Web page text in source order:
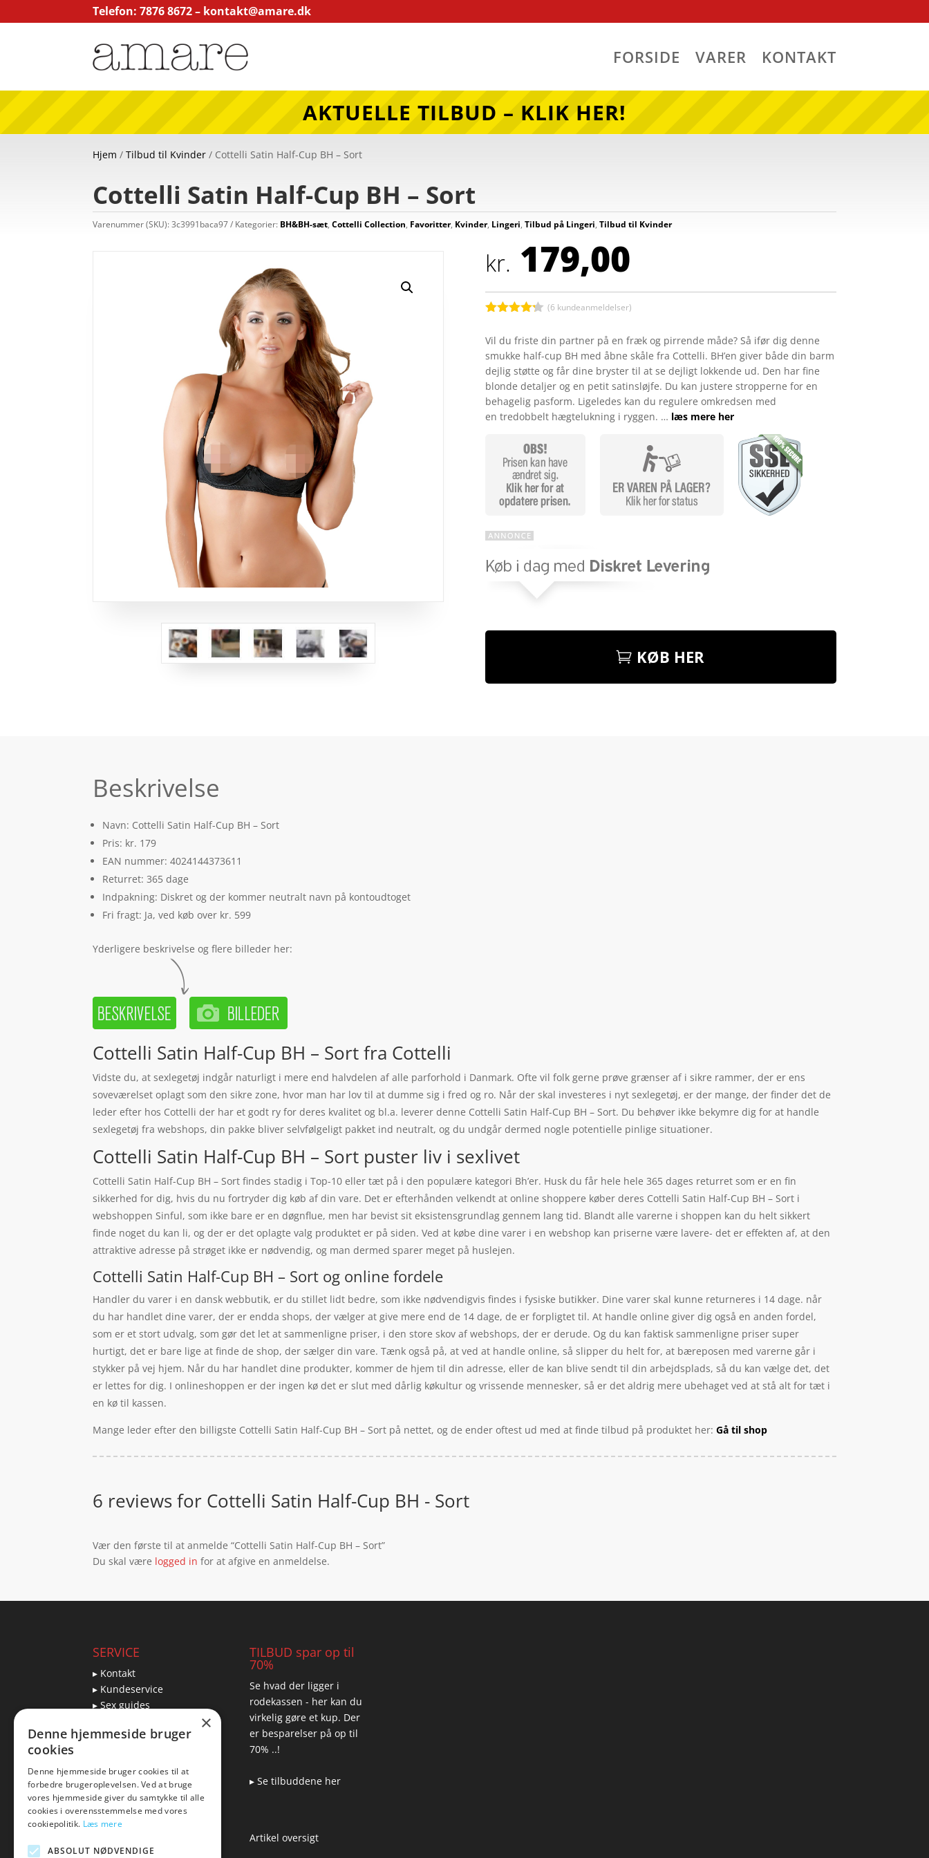
Telefon: 7876 8672 – kontakt@amare.dk
FORSIDE VARER KONTAKT
AKTUELLE TILBUD – KLIK HER!
Hjem /Tilbud til Kvinder / Cottelli Satin Half-Cup BH – Sort
Cottelli Satin Half-Cup BH – Sort
Varenummer (SKU):3c3991baca97 Kategorier: BH&BH-sæt,Cottelli Collection, Favoritter, Kvinder, Lingeri,Tilbud på Lingeri,Tilbud til Kvinder
kr. 179,00
ud af 5
baseret
på
kundebedø
mmelser
(6 kundeanmeldelser)
Vil du friste din partner på en fræk og pirrende måde? Så ifør dig denne
smukke half-cup BH med åbne skåle fra Cottelli. BH’en giver både din barm
dejlig støtte og får dine bryster til at se dejligt lokkende ud. Den har fine
blonde detaljer og en petit satinsløjfe. Du kan justere stropperne for en
behagelig pasform. Ligeledes kan du regulere omkredsen med
en tredobbelt hægtelukning i ryggen. … læs mere her
KØB HER
Beskrivelse
Navn: Cottelli Satin Half-Cup BH – Sort
Pris: kr. 179
EAN nummer: 4024144373611
Returret: 365 dage
Indpakning: Diskret og der kommer neutralt navn på kontoudtoget
Fri fragt: Ja, ved køb over kr. 599
Yderligere beskrivelse og flere billeder her:
Cottelli Satin Half-Cup BH – Sort fra Cottelli
Vidste du, at sexlegetøj indgår naturligt i mere end halvdelen af alle parforhold i Danmark. Ofte vil folk gerne prøve grænser af i sikre rammer, der er ens
soveværelset oplagt som den sikre zone, hvor man har lov til at dumme sig i fred og ro. Når der skal investeres i nyt sexlegetøj, er der mange, der finder det de
leder efter hos Cottelli der har et godt ry for deres kvalitet og bl.a. leverer denne Cottelli Satin Half-Cup BH – Sort. Du behøver ikke bekymre dig for at handle
sexlegetøj fra webshops, din pakke bliver selvfølgeligt pakket ind neutralt, og du undgår dermed nogle potentielle pinlige situationer.
Cottelli Satin Half-Cup BH – Sort puster liv i sexlivet
Cottelli Satin Half-Cup BH – Sort findes stadig i Top-10 eller tæt på i den populære kategori Bh’er. Husk du får hele hele 365 dages returret som er en fin
sikkerhed for dig, hvis du nu fortryder dig køb af din vare. Det er efterhånden velkendt at online shoppere køber deres Cottelli Satin Half-Cup BH – Sort i
webshoppen Sinful, som ikke bare er en døgnflue, men har bevist sit eksistensgrundlag gennem lang tid. Blandt alle varerne i shoppen kan du helt sikkert
finde noget du kan li, og der er det oplagte valg produktet er på siden. Ved at købe dine varer i en webshop kan priserne være lavere- det er effekten af, at den
attraktive adresse på strøget ikke er nødvendig, og man dermed sparer meget på huslejen.
Cottelli Satin Half-Cup BH – Sort og online fordele
Handler du varer i en dansk webbutik, er du stillet lidt bedre, som ikke nødvendigvis findes i fysiske butikker. Dine varer skal kunne returneres i 14 dage. når
du har handlet dine varer, der er endda shops, der vælger at give mere end de 14 dage, de er forpligtet til. At handle online giver dig også en anden fordel,
som er et stort udvalg, som gør det let at sammenligne priser, i den store skov af webshops, der er derude. Og du kan faktisk sammenligne priser super
hurtigt, det er bare lige at finde de shop, der sælger din vare. Tænk også på, at ved at handle online, så slipper du helt for, at bæreposen med varerne går i
stykker på vej hjem. Når du har handlet dine produkter, kommer de hjem til din adresse, eller de kan blive sendt til din arbejdsplads, så du kan vælge det, det
er lettes for dig. I onlineshoppen er der ingen kø det er slut med dårlig køkultur og vrissende mennesker, så er det aldrig mere ubehaget ved at stå alt for tæt i
en kø til kassen.
Mange leder efter den billigste Cottelli Satin Half-Cup BH – Sort på nettet, og de ender oftest ud med at finde tilbud på produktet her:Gå til shop
6 reviews for Cottelli Satin Half-Cup BH - Sort
Vær den første til at anmelde “Cottelli Satin Half-Cup BH – Sort”
Du skal være logged in for at afgive en anmeldelse.
SERVICE
▸ Kontakt
▸ Kundeservice
▸ Sex guides
▸ Returnering
Blog
Pris, kvalitet & sexlegetøj
– hvordan hænger det
sammen?
TILBUD spar op til
70%
Se hvad der ligger i
rodekassen - her kan du
virkelig gøre et kup. Der
er besparelser på op til
70% ..!
▸ Se tilbuddene her
Artikel oversigt
×
Denne hjemmeside bruger
cookies
Denne hjemmeside bruger cookies til at
forbedre brugeroplevelsen. Ved at bruge
vores hjemmeside giver du samtykke til alle
cookies i overensstemmelse med vores
cookiepolitik. Læs mere
ABSOLUT NØDVENDIGE